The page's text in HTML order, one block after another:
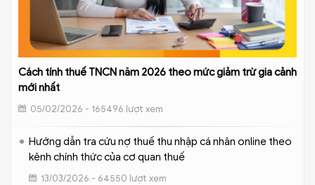
Cách tính thuế TNCN năm 2026 theo mức giảm trừ gia cảnh
mới nhất
05/02/2026 - 165496 lượt xem
Hướng dẫn tra cứu nợ thuế thu nhập cá nhân online theo
kênh chính thức của cơ quan thuế
13/03/2026 - 64550 lượt xem